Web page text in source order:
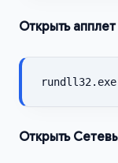
Открыть
Открыть